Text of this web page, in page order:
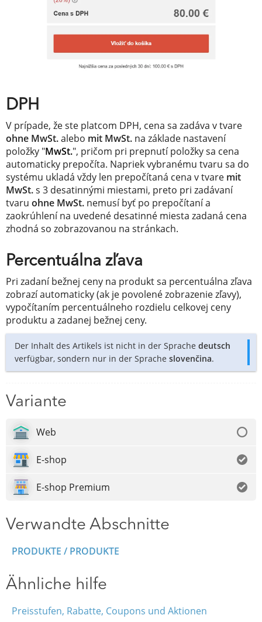
DPH
V prípade, že ste platcom DPH, cena sa zadáva v tvare
ohne MwSt.alebo mit MwSt. na základe nastavení
položky "MwSt.", pričom pri prepnutí položky sa cena
automaticky prepočíta. Napriek vybranému tvaru sa do
systému ukladá vždy len prepočítaná cena v tvare mit
MwSt.s 3 desatinnými miestami, preto pri zadávaní
tvaru ohne MwSt. nemusí byť po prepočítaní a
zaokrúhlení na uvedené desatinné miesta zadaná cena
zhodná so zobrazovanou na stránkach.
Percentuálna zľava
Pri zadaní bežnej ceny na produkt sa percentuálna zľava
zobrazí automaticky (ak je povolené zobrazenie zľavy),
vypočítaním percentuálneho rozdielu celkovej ceny
produktu a zadanej bežnej ceny.
Der Inhalt des Artikels ist nicht in der Sprache deutsch
verfügbar, sondern nur in der Sprache slovenčina.
Variante
Web
E-shop
E-shop Premium
Verwandte Abschnitte
PRODUKTE / PRODUKTE
Ähnliche hilfe
Preisstufen, Rabatte, Coupons und Aktionen